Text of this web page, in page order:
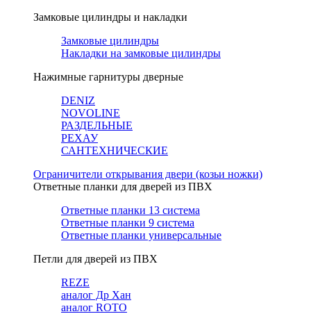
Замковые цилиндры и накладки
Замковые цилиндры
Накладки на замковые цилиндры
Нажимные гарнитуры дверные
DENIZ
NOVOLINE
РАЗДЕЛЬНЫЕ
РЕХАУ
САНТЕХНИЧЕСКИЕ
Ограничители открывания двери (козьи ножки)
Ответные планки для дверей из ПВХ
Ответные планки 13 система
Ответные планки 9 система
Ответные планки универсальные
Петли для дверей из ПВХ
REZE
аналог Др Хан
аналог ROTO